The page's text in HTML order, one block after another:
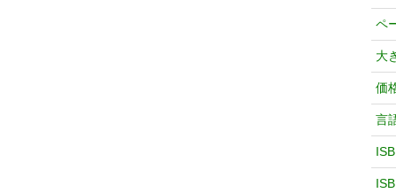
ペ
大
価
言